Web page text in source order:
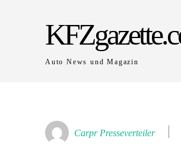
Auto News und Magazin
Carpr Presseverteiler